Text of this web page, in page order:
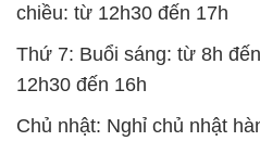
chiều: từ 12h30 đến 17h
Thứ 7: Buổi sáng: từ 8h
12h30 đến 16h
Chủ nhật: Nghỉ chủ nhật